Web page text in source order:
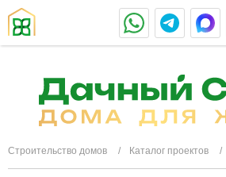
Строительство домов Каталог проектов